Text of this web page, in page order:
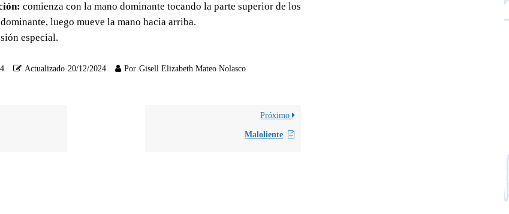
comienza con la mano dominante tocando la parte superior de los
luego mueve la mano hacia arriba.
especial.
Actualizado 20/12/2024 Por Gisell Elizabeth Mateo Nolasco
Próximo
Maloliente